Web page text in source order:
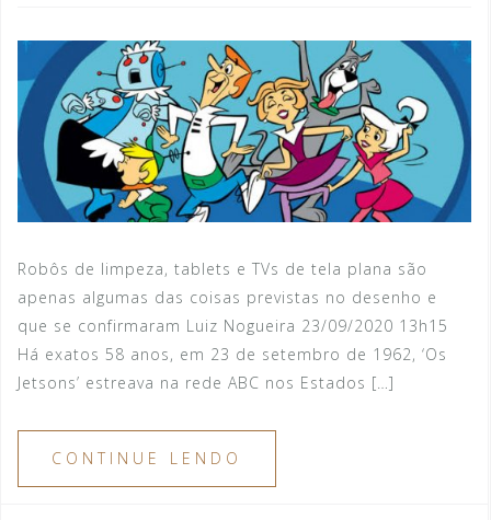
Robôs de limpeza, tablets e TVs de tela plana são
apenas algumas das coisas previstas no desenho e
que se confirmaram Luiz Nogueira 23/09/2020 13h15
Há exatos 58 anos, em 23 de setembro de 1962, ‘Os
Jetsons’ estreava na rede ABC nos Estados […]
CONTINUE LENDO